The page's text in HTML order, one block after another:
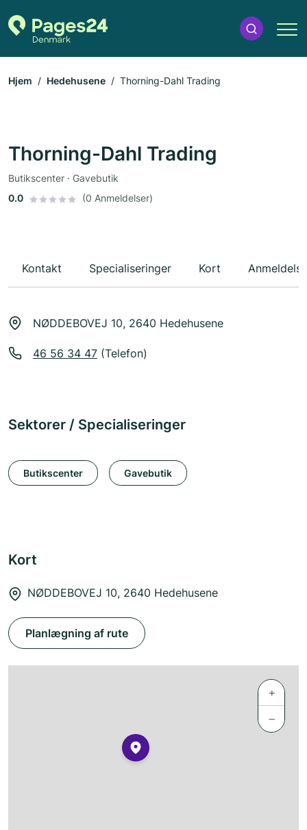
Hjem Hedehusene Thorning-Dahl Trading
Thorning-Dahl Trading
Butikscenter · Gavebutik
0.0
(0 Anmeldelser)
Kontakt Specialiseringer Kort
NØDDEBOVEJ 10, 2640 Hedehusene
46 56 34 47 (Telefon)
Sektorer / Specialiseringer
Butikscenter Gavebutik
Kort
NØDDEBOVEJ 10, 2640 Hedehusene
Planlægning af rute
+
−